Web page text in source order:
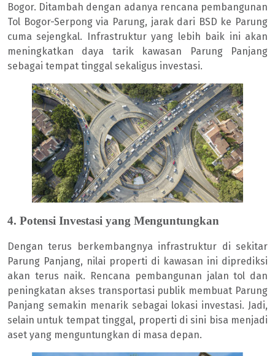
Bogor. Ditambah dengan adanya rencana pembangunan
Tol Bogor-Serpong via Parung, jarak dari BSD ke Parung
cuma sejengkal. Infrastruktur yang lebih baik ini akan
meningkatkan daya tarik kawasan Parung Panjang
sebagai tempat tinggal sekaligus investasi.
4. Potensi Investasi yang Menguntungkan
Dengan terus berkembangnya infrastruktur di sekitar
Parung Panjang, nilai properti di kawasan ini diprediksi
akan terus naik. Rencana pembangunan jalan tol dan
peningkatan akses transportasi publik membuat Parung
Panjang semakin menarik sebagai lokasi investasi. Jadi,
selain untuk tempat tinggal, properti di sini bisa menjadi
aset yang menguntungkan di masa depan.